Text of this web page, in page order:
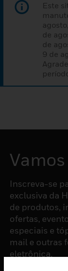
Este
de
de
9 de
Inscreva-se
exclusiva da
de produtos,
ofertas,
especiais e
mail e outras
eletrônica.